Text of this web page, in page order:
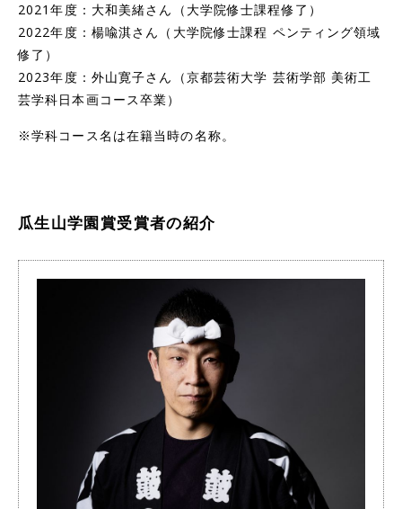
2021年度：大和美緒さん（大学院修士課程修了）
2022年度：楊喩淇さん（大学院修士課程 ペンティング領域
修了）
2023年度：外山寛子さん（京都芸術大学 芸術学部 美術工
芸学科日本画コース卒業）
※学科コース名は在籍当時の名称。
瓜生山学園賞受賞者の紹介